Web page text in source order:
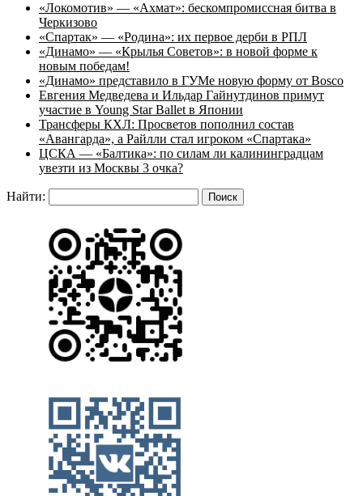
«Локомотив» — «Ахмат»: бескомпромиссная битва в
Черкизово
«Спартак» — «Родина»: их первое дерби в РПЛ
«Динамо» — «Крылья Советов»: в новой форме к
новым победам!
«Динамо» представило в ГУМе новую форму от Bosco
Евгения Медведева и Ильдар Гайнутдинов примут
участие в Young Star Ballet в Японии
Трансферы КХЛ: Просветов пополнил состав
«Авангарда», а Райлли стал игроком «Спартака»
ЦСКА — «Балтика»: по силам ли калининградцам
увезти из Москвы 3 очка?
Найти: